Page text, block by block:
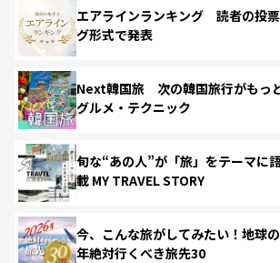
エアラインランキング 読者の投
グ形式で発表
Next韓国旅 次の韓国旅行がもっ
グルメ・テクニック
旬な“あの人”が「旅」をテーマに
載 MY TRAVEL STORY
今、こんな旅がしてみたい！地球
年絶対行くべき旅先30